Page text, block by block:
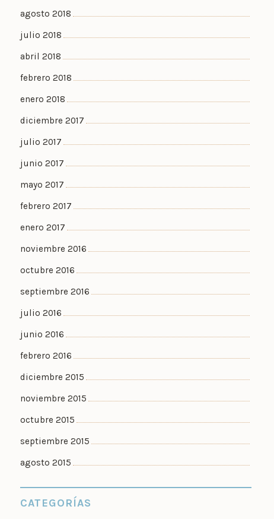
agosto 2018
julio 2018
abril 2018
febrero 2018
enero 2018
diciembre 2017
julio 2017
junio 2017
mayo 2017
febrero 2017
enero 2017
noviembre 2016
octubre 2016
septiembre 2016
julio 2016
junio 2016
febrero 2016
diciembre 2015
noviembre 2015
octubre 2015
septiembre 2015
agosto 2015
CATEGORÍAS